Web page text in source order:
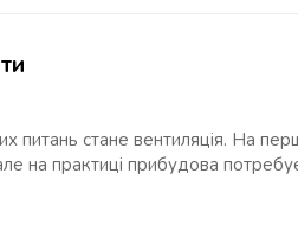
питань стане вентиляція. На
на практиці прибудова